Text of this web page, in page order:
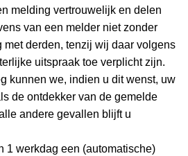
melding vertrouwelijk en delen
van een melder niet zonder
met derden, tenzij wij daar volgens
uitspraak toe verplicht zijn.
kunnen we, indien u dit wenst, uw
de ontdekker van de gemelde
andere gevallen blijft u
1 werkdag een (automatische)